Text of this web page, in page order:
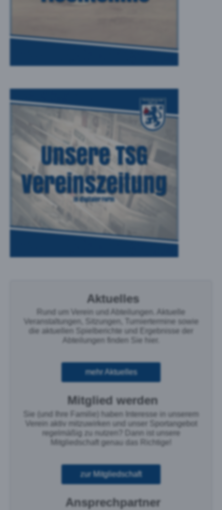
Aktuelles
Rund um Verein und Abteilungen. Aktuelle
Veranstaltungen, Sitzungen, Turniertermine sowie
die aktuellen Spielberichte und Ergebnisse der
Abteilungen finden Sie hier.
mehr Aktuelles
Mitglied werden
Sie (und Ihre Familie) haben Interesse in unserem
Verein aktiv mitzuwirken und unser Sportangebot
regelmäßig zu nutzen? Dann ist unsere
Mitgliedschaft genau das Richtige!
zur Mitgliedschaft
Ansprechpartner